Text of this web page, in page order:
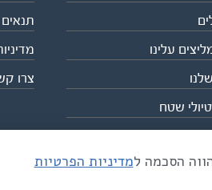
עלינו
שטח
תנאים
צרו
המסגר 55, תל אביב
הסכמה למדיניות הפרטיות